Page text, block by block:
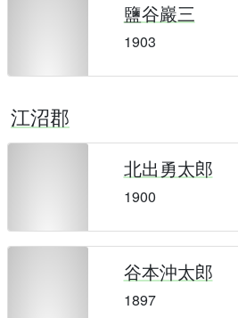
鹽谷巖三
1903
江沼郡
北出勇太郎
1900
谷本沖太郎
1897